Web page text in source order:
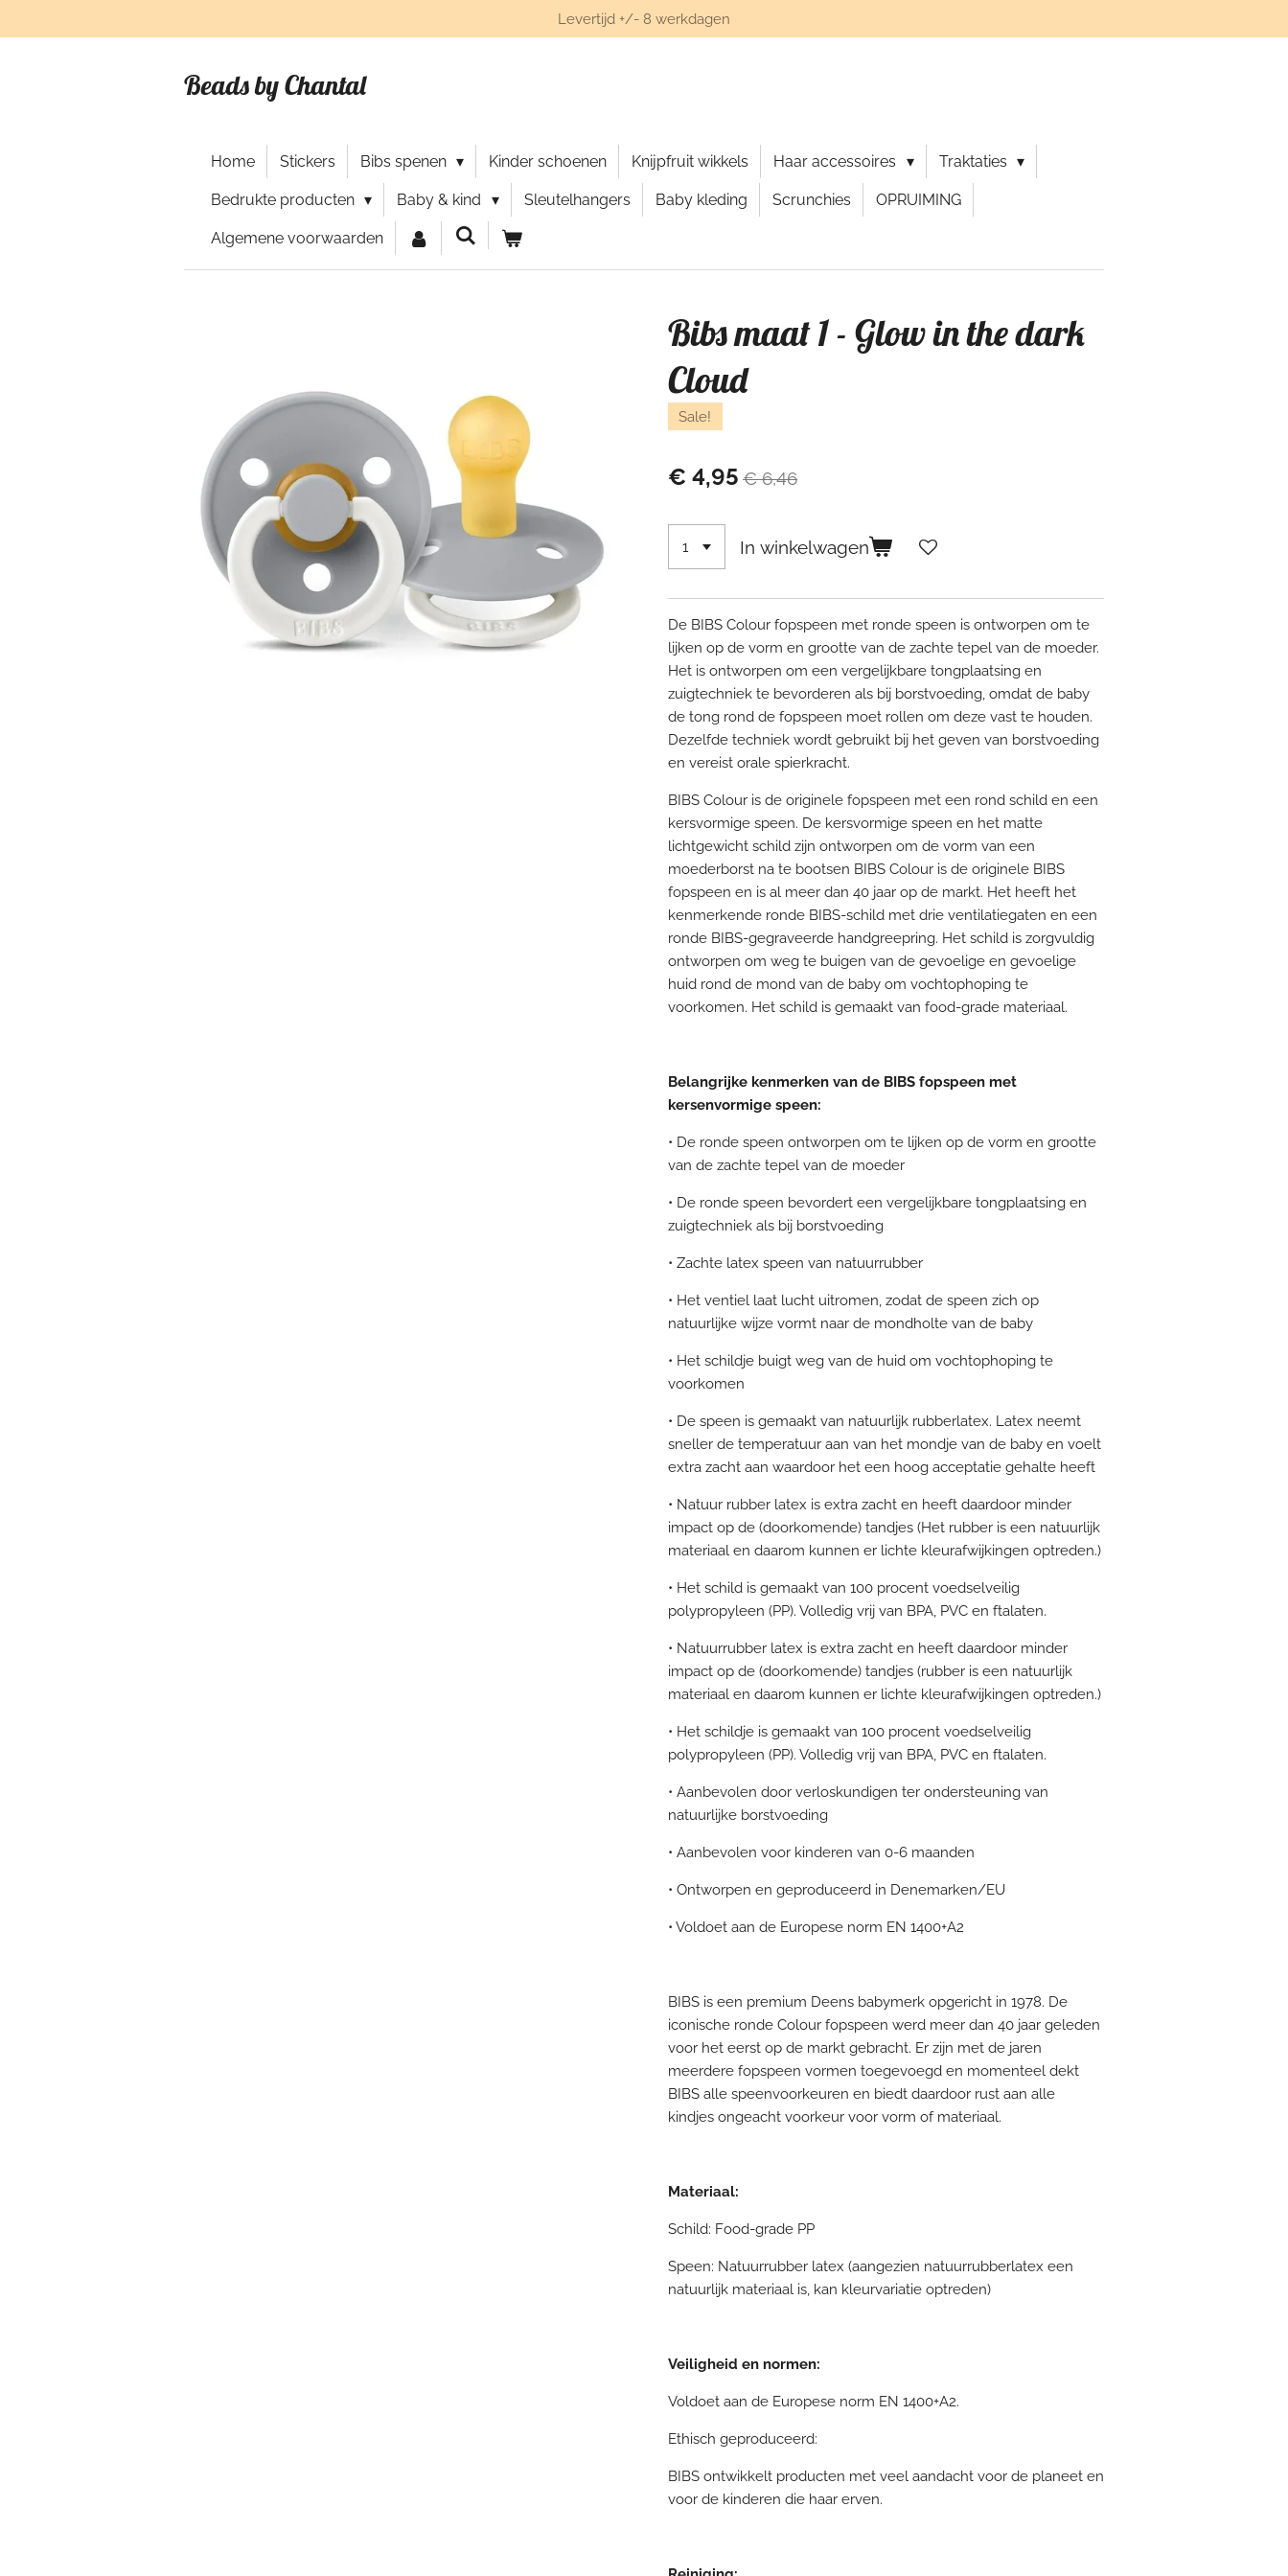
direct
Levertijd +/- 8 werkdagen
Beads by Chantal
Home Stickers Bibs spenen Kinder schoenen Knijpfruit wikkels Haar accessoires Traktaties
Bedrukte producten Baby & kind Sleutelhangers Baby kleding Scrunchies OPRUIMING
Algemene voorwaarden
Bibs maat 1 - Glow in the dark
Cloud
Sale!
€ 4,95 € 6,46
In winkelwagen
De BIBS Colour fopspeen met ronde speen is ontworpen om te
lijken op de vorm en grootte van de zachte tepel van de moeder.
Het is ontworpen om een vergelijkbare tongplaatsing en
zuigtechniek te bevorderen als bij borstvoeding, omdat de baby
de tong rond de fopspeen moet rollen om deze vast te houden.
Dezelfde techniek wordt gebruikt bij het geven van borstvoeding
en vereist orale spierkracht.
BIBS Colour is de originele fopspeen met een rond schild en een
kersvormige speen. De kersvormige speen en het matte
lichtgewicht schild zijn ontworpen om de vorm van een
moederborst na te bootsen BIBS Colour is de originele BIBS
fopspeen en is al meer dan 40 jaar op de markt. Het heeft het
kenmerkende ronde BIBS-schild met drie ventilatiegaten en een
ronde BIBS-gegraveerde handgreepring. Het schild is zorgvuldig
ontworpen om weg te buigen van de gevoelige en gevoelige
huid rond de mond van de baby om vochtophoping te
voorkomen. Het schild is gemaakt van food-grade materiaal.
Belangrijke kenmerken van de BIBS fopspeen met
kersenvormige speen:
• De ronde speen ontworpen om te lijken op de vorm en grootte
van de zachte tepel van de moeder
• De ronde speen bevordert een vergelijkbare tongplaatsing en
zuigtechniek als bij borstvoeding
• Zachte latex speen van natuurrubber
• Het ventiel laat lucht uitromen, zodat de speen zich op
natuurlijke wijze vormt naar de mondholte van de baby
• Het schildje buigt weg van de huid om vochtophoping te
voorkomen
• De speen is gemaakt van natuurlijk rubberlatex. Latex neemt
sneller de temperatuur aan van het mondje van de baby en voelt
extra zacht aan waardoor het een hoog acceptatie gehalte heeft
• Natuur rubber latex is extra zacht en heeft daardoor minder
impact op de (doorkomende) tandjes (Het rubber is een natuurlijk
materiaal en daarom kunnen er lichte kleurafwijkingen optreden.)
• Het schild is gemaakt van 100 procent voedselveilig
polypropyleen (PP). Volledig vrij van BPA, PVC en ftalaten.
• Natuurrubber latex is extra zacht en heeft daardoor minder
impact op de (doorkomende) tandjes (rubber is een natuurlijk
materiaal en daarom kunnen er lichte kleurafwijkingen optreden.)
• Het schildje is gemaakt van 100 procent voedselveilig
polypropyleen (PP). Volledig vrij van BPA, PVC en ftalaten.
• Aanbevolen door verloskundigen ter ondersteuning van
natuurlijke borstvoeding
• Aanbevolen voor kinderen van 0-6 maanden
• Ontworpen en geproduceerd in Denemarken/EU
• Voldoet aan de Europese norm EN 1400+A2
BIBS is een premium Deens babymerk opgericht in 1978. De
iconische ronde Colour fopspeen werd meer dan 40 jaar geleden
voor het eerst op de markt gebracht. Er zijn met de jaren
meerdere fopspeen vormen toegevoegd en momenteel dekt
BIBS alle speenvoorkeuren en biedt daardoor rust aan alle
kindjes ongeacht voorkeur voor vorm of materiaal.
Materiaal:
Schild: Food-grade PP
Speen: Natuurrubber latex (aangezien natuurrubberlatex een
natuurlijk materiaal is, kan kleurvariatie optreden)
Veiligheid en normen:
Voldoet aan de Europese norm EN 1400+A2.
Ethisch geproduceerd:
BIBS ontwikkelt producten met veel aandacht voor de planeet en
voor de kinderen die haar erven.